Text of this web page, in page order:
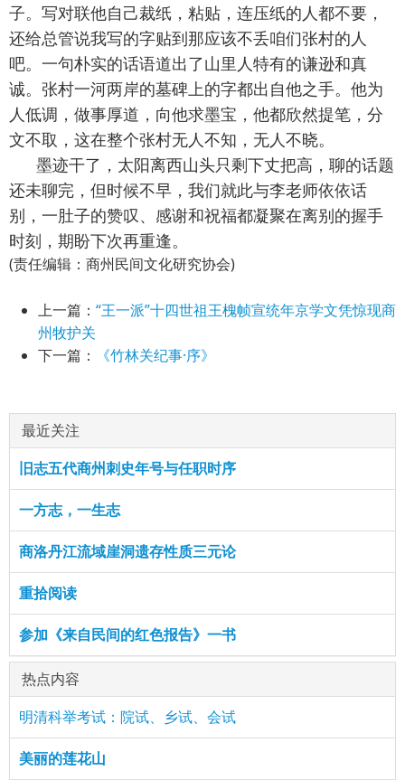
子。写对联他自己裁纸，粘贴，连压纸的人都不要，
还给总管说我写的字贴到那应该不丢咱们张村的人
吧。一句朴实的话语道出了山里人特有的谦逊和真
诚。张村一河两岸的墓碑上的字都出自他之手。他为
人低调，做事厚道，向他求墨宝，他都欣然提笔，分
文不取，这在整个张村无人不知，无人不晓。
墨迹干了，太阳离西山头只剩下丈把高，聊的话题
还未聊完，但时候不早，我们就此与李老师依依话
别，一肚子的赞叹、感谢和祝福都凝聚在离别的握手
时刻，期盼下次再重逢。
(责任编辑：商州民间文化研究协会)
上一篇： “王一派”十四世祖王槐帧宣统年京学文凭惊现商
州牧护关
下一篇：
《竹林关纪事·序》
最近关注
旧志五代商州刺史年号与任职时序
一方志，一生志
商洛丹江流域崖洞遗存性质三元论
重拾阅读
参加《来自民间的红色报告》一书
热点内容
明清科举考试：院试、乡试、会试
美丽的莲花山